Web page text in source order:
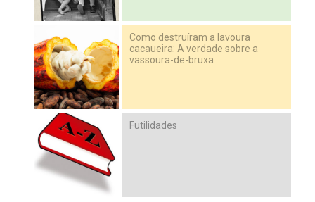
Como destruíram a lavoura
cacaueira: A verdade sobre a
vassoura-de-bruxa
Futilidades